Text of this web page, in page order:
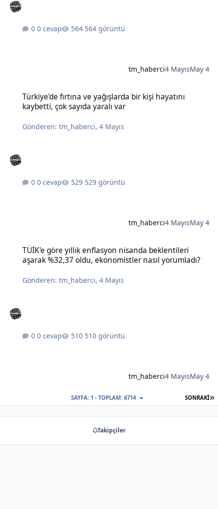
0 cevap 564 görüntü
tm_haberci4 MayısMay 4
Türkiye'de fırtına ve yağışlarda bir kişi hayatını
kaybetti, çok sayıda yaralı var
Gönderen:tm_haberci,4 Mayıs
0 cevap 529 görüntü
tm_haberci4 MayısMay 4
TÜİK'e göre yıllık enflasyon nisanda beklentileri
aşarak %32,37 oldu, ekonomistler nasıl yorumladı?
Gönderen:tm_haberci,4 Mayıs
0 cevap 510 görüntü
tm_haberci4 MayısMay 4
SONRAKI
SAYFA: 1 - TOPLAM: 6714
Takipçiler